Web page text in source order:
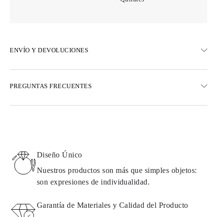
ENVÍO Y DEVOLUCIONES
Opciones de entrega exprés también están disponibles
Detalles sobre métodos de envío, costos y tiempos de entrega se
pueden encontrar en laspreguntas frecuentes sobre la entrega
Todos los productos de Omara se fabrican por encargo según los
PREGUNTAS FRECUENTES
Diseño Único
Nuestros productos son más que simples objetos:
son expresiones de individualidad.
Garantía de Materiales y Calidad del Producto